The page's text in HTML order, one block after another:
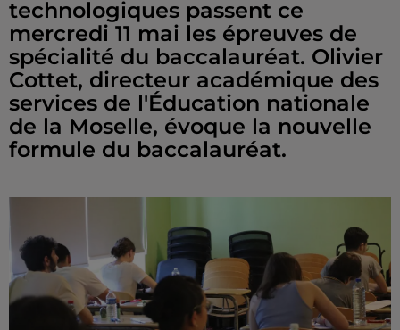
technologiques passent ce
mercredi 11 mai les épreuves de
spécialité du baccalauréat. Olivier
Cottet, directeur académique des
services de l'Éducation nationale
de la Moselle, évoque la nouvelle